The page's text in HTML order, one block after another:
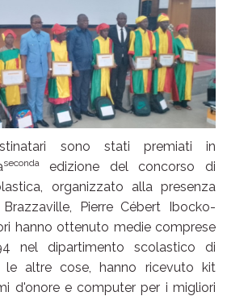
sono stati premiati in
secondaedizione del concorso di
organizzato alla presenza
Pierre Cébert Ibocko-
hanno ottenuto medie comprese
nel dipartimento scolastico di
le altre cose, hanno ricevuto kit
d'onore e computer per i migliori